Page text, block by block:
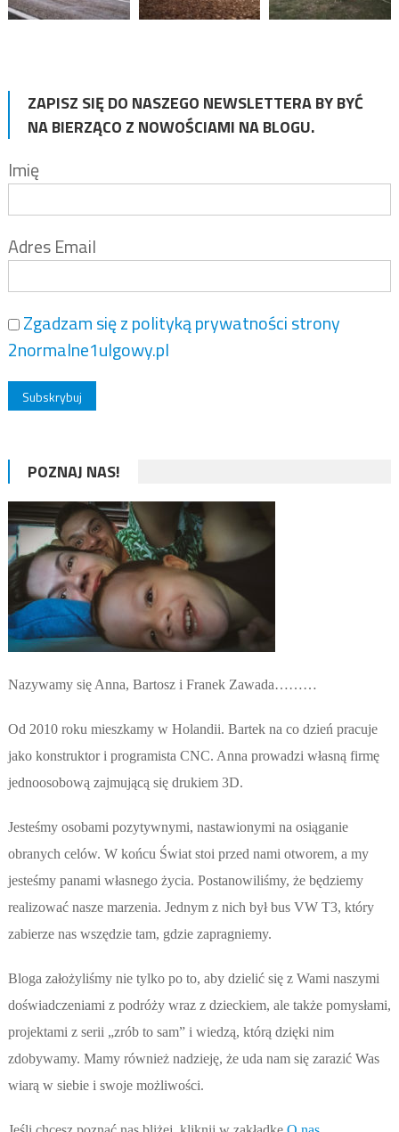
ZAPISZ SIĘ DO NASZEGO NEWSLETTERA BY BYĆ
NA BIERZĄCO Z NOWOŚCIAMI NA BLOGU.
Imię
Adres Email
Zgadzam się z polityką prywatności strony
2normalne1ulgowy.pl
POZNAJ NAS!
Nazywamy się Anna, Bartosz i Franek Zawada………
Od 2010 roku mieszkamy w Holandii. Bartek na co dzień pracuje
jako konstruktor i programista CNC. Anna prowadzi własną firmę
jednoosobową zajmującą się drukiem 3D.
Jesteśmy osobami pozytywnymi, nastawionymi na osiąganie
obranych celów. W końcu Świat stoi przed nami otworem, a my
jesteśmy panami własnego życia. Postanowiliśmy, że będziemy
realizować nasze marzenia. Jednym z nich był bus VW T3, który
zabierze nas wszędzie tam, gdzie zapragniemy.
Bloga założyliśmy nie tylko po to, aby dzielić się z Wami naszymi
doświadczeniami z podróży wraz z dzieckiem, ale także pomysłami,
projektami z serii „zrób to sam” i wiedzą, którą dzięki nim
zdobywamy. Mamy również nadzieję, że uda nam się zarazić Was
wiarą w siebie i swoje możliwości.